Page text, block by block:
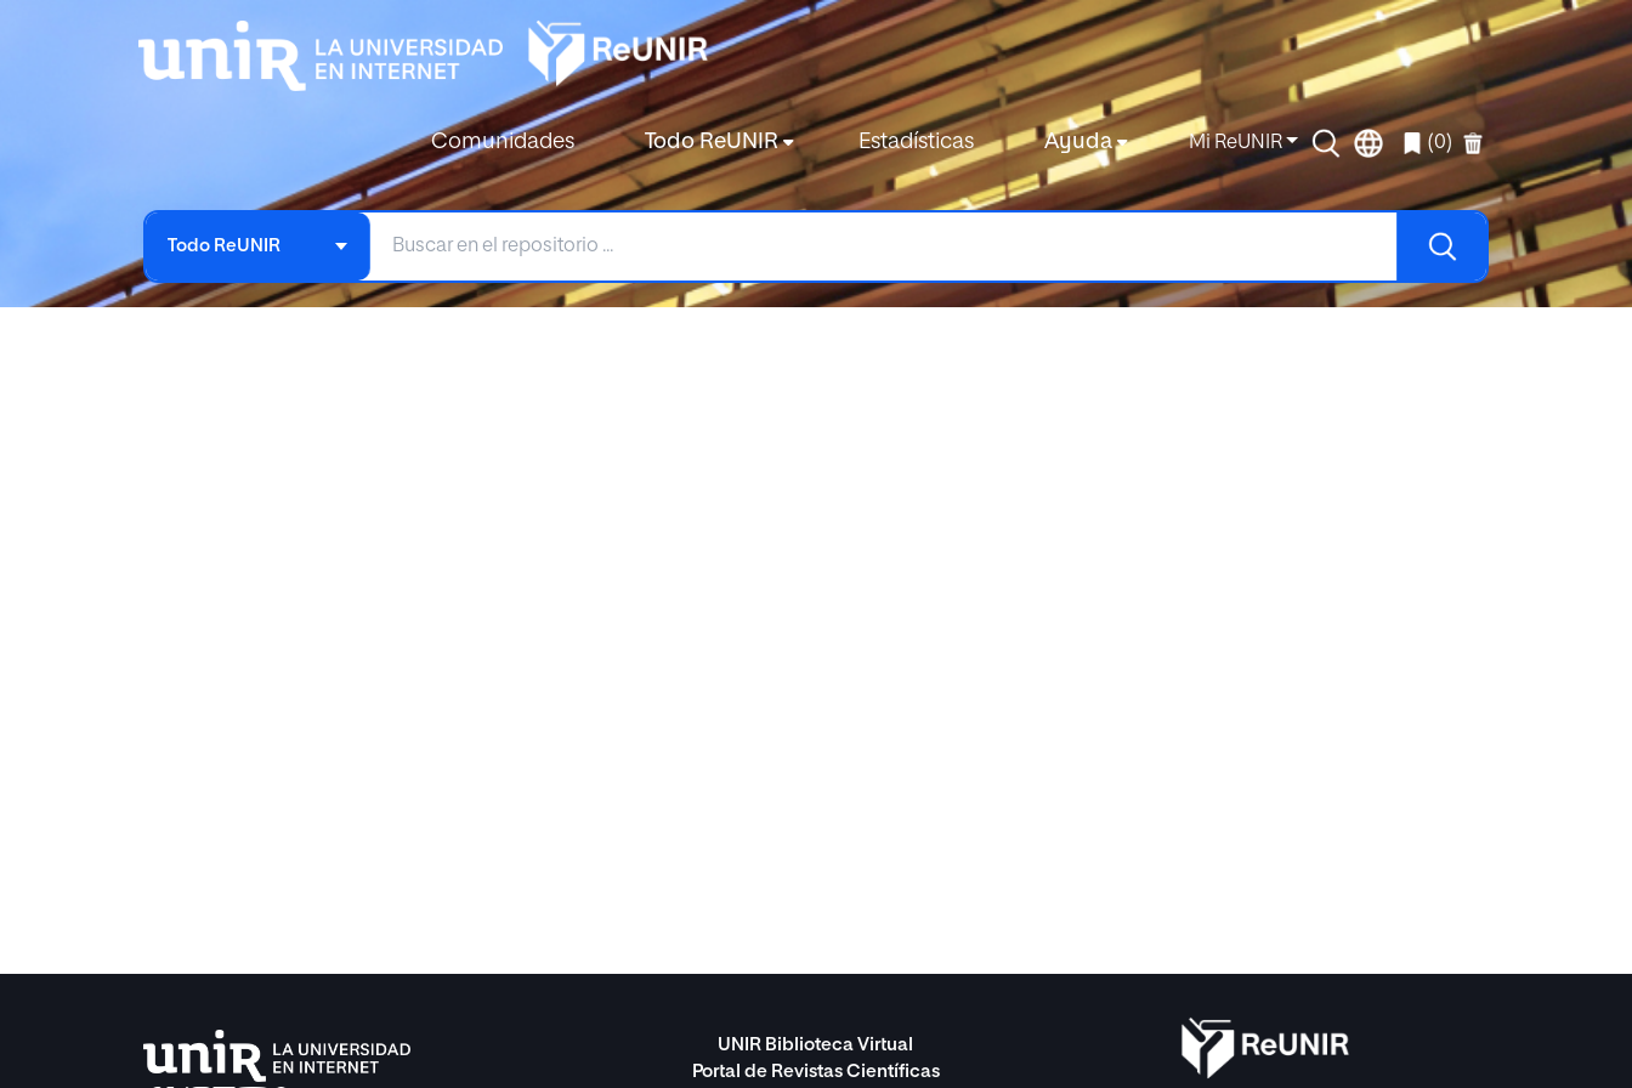
Comunidades Todo ReUNIR Estadísticas Ayuda Mi ReUNIR (0)
Todo ReUNIR
UNIR Biblioteca Virtual
Portal de Revistas Científicas